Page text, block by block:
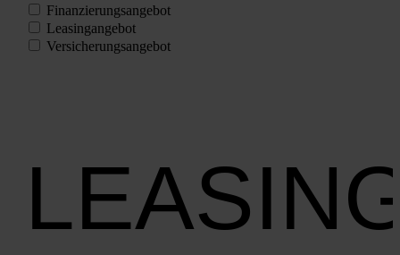
Finan­zie­rungs­an­ge­bot
Lea­sing­an­ge­bot
Ver­si­che­rungs­an­ge­bot